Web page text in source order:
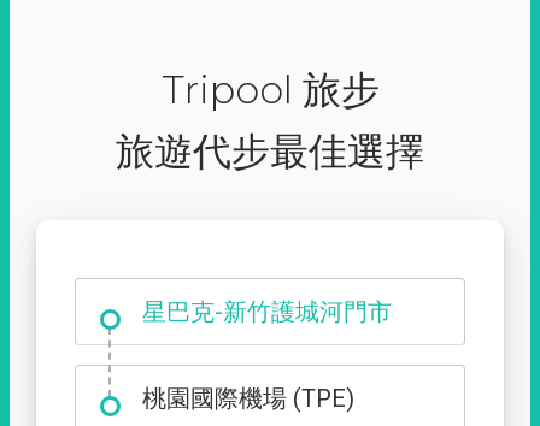
Tripool 旅步
旅遊代步最佳選擇
星巴克-新竹護城河門市
大霸尖山登山口
桃園國際機場 (TPE)